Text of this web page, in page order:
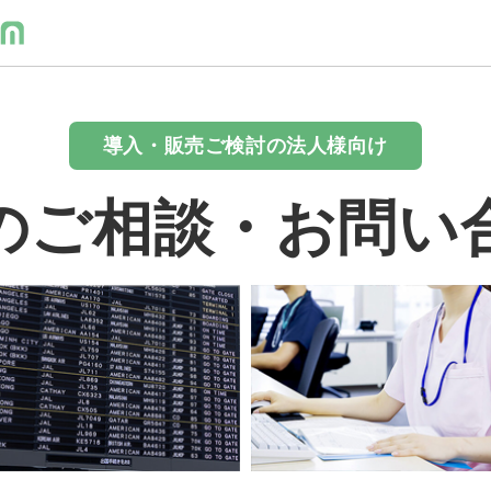
導入・販売ご検討の法人様向け
ご相談・お問い